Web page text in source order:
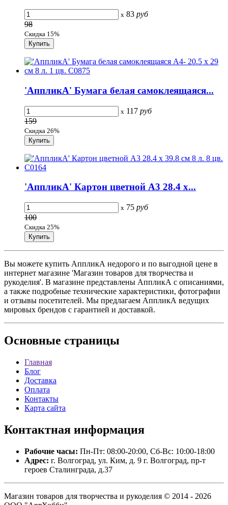
x 83 руб
98
Скидка 15%
'АппликА' Бумага белая самоклеящаяся...
x 117 руб
159
Скидка 26%
'АппликА' Картон цветной A3 28.4 х...
x 75 руб
100
Скидка 25%
Вы можете купить АппликА недорого и по выгодной цене в
интернет магазине 'Магазин товаров для творчества и
рукоделия'. В магазине представлены АппликА с описаниями,
а также подробные технические характеристики, фотографии
и отзывы посетителей. Мы предлагаем АппликА ведущих
мировых брендов с гарантией и доставкой.
Основные страницы
Главная
Блог
Доставка
Оплата
Контакты
Карта сайта
Контактная информация
Рабочие часы: Пн-Пт: 08:00-20:00, Сб-Вс: 10:00-18:00
Адрес: г. Волгоград, ул. Ким, д. 9 г. Волгоград, пр-т
героев Сталинграда, д.37
Магазин товаров для творчества и рукоделия © 2014 - 2026